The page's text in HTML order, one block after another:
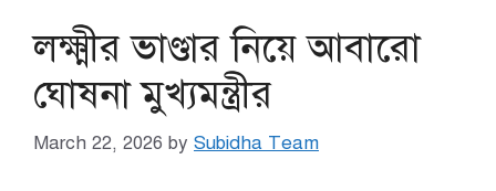
লক্ষ্মীর ভাণ্ডার নিয়ে আবারো
ঘোষনা মুখ্যমন্ত্রীর
March 22, 2026 by Subidha Team